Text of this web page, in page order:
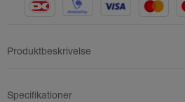
Produktbeskrivelse
Specifikationer